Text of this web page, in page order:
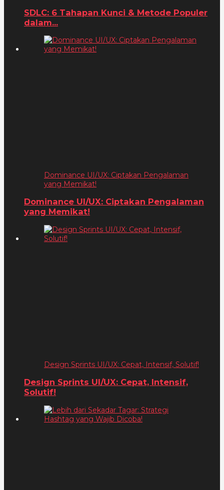
SDLC: 6 Tahapan Kunci & Metode Populer
dalam...
Dominance UI/UX: Ciptakan Pengalaman
yang Memikat!
Dominance UI/UX: Ciptakan Pengalaman
yang Memikat!
Design Sprints UI/UX: Cepat, Intensif, Solutif!
Design Sprints UI/UX: Cepat, Intensif,
Solutif!